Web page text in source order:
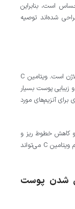
است، بنابراین
شده‌اند توصیه
یکی از فواید اصلی سرم ویتامین C، افزایش تولید کلاژن است. ویتامین C
زیبایی پوست بسیار
آنزیم‌های مورد
و کاهش خطوط ریز و
چین و چروک‌ها کمک می‌کند، و استفاده منظم از سرم ویتامین C می‌تواند
شدن پوست